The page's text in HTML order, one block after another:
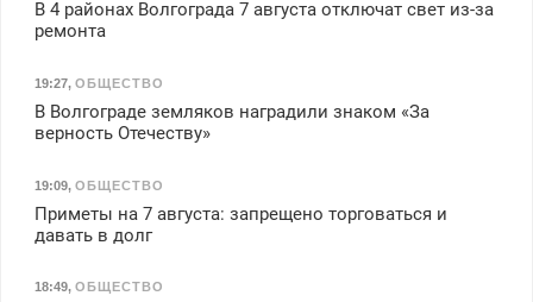
В 4 районах Волгограда 7 августа отключат свет из-за
ремонта
19:27, ОБЩЕСТВО
В Волгограде земляков наградили знаком «За
верность Отечеству»
19:09, ОБЩЕСТВО
Приметы на 7 августа: запрещено торговаться и
давать в долг
18:49, ОБЩЕСТВО